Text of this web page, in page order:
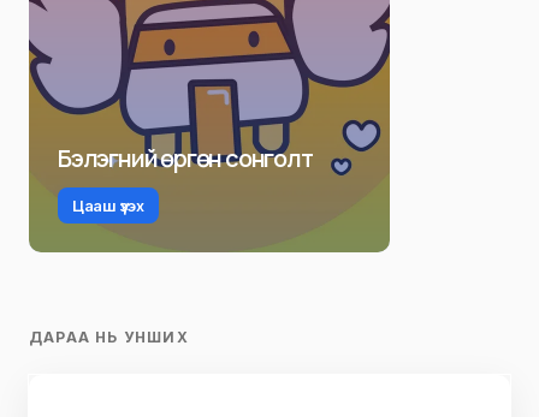
Бэлэгний өргөн сонголт
Цааш үзэх
ДАРАА НЬ УНШИХ